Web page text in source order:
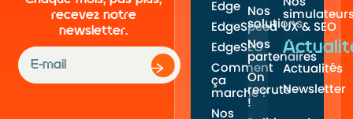
recevez notre
newsletter.
Edge
EdgeSpeed
EdgeSEO
Comment
ça
marche ?
Nos
Nos
solutions
Nos
partenaires
On
recrute
!
UX & SEO
Actualités
Newsletter